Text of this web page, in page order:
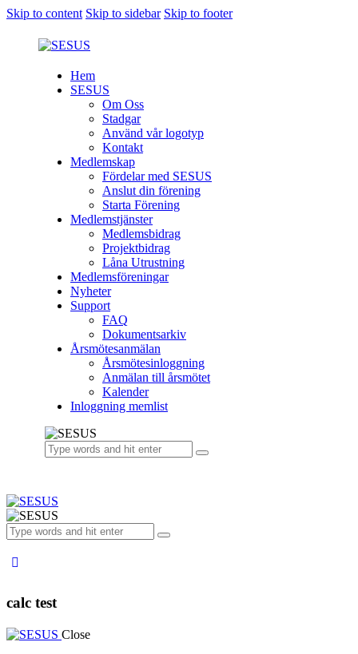
Skip to content Skip to sidebar Skip to footer
Hem
SESUS
Om Oss
Stadgar
Använd vår logotyp
Kontakt
Medlemskap
Fördelar med SESUS
Anslut din förening
Starta Förening
Medlemstjänster
Medlemsbidrag
Projektbidrag
Låna Utrustning
Medlemsföreningar
Nyheter
Support
FAQ
Dokumentsarkiv
Årsmötesanmälan
Årsmötesinloggning
Anmälan till årsmötet
Kalender
Inloggning memlist
calc test
Close